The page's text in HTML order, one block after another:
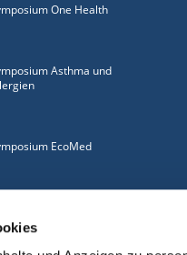
One Health
Asthma und
EcoMed